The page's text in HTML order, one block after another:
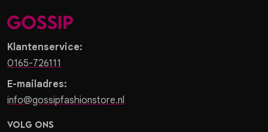
Klantenservice:
0165-726111
E-mailadres:
info@gossipfashionstore.nl
Volg ons